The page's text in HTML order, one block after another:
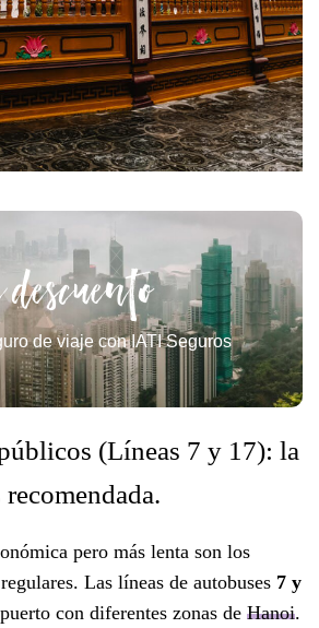
de viaje con IATI Seguros
(Líneas 7 y 17): la
pero más lenta son los
Las líneas de autobuses 7 y
con diferentes zonas de Hanoi.